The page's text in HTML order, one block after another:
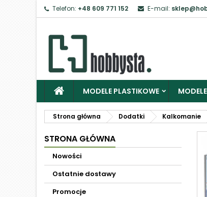
Telefon: +48 609 771 152 E-mail:
MODELE PLASTIKOWE
Strona główna Dodatki Kalkomanie
STRONA GŁÓWNA
Nowości
Ostatnie dostawy
Promocje